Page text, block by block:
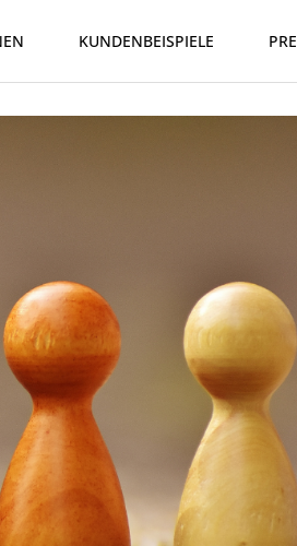
KUNDENBEISPIELE